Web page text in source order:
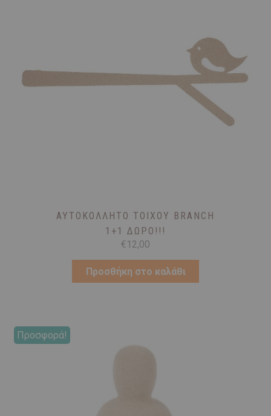
ΑΥΤΟΚΌΛΛΗΤΟ ΤΟΊΧΟΥ BRANCH
1+1 ΔΏΡΟ!!!
€ 12,00
Προσθήκη στο καλάθι
Προσφορά!